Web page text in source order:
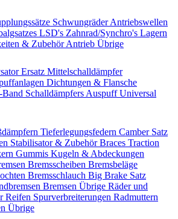
SchwungräderAntriebswellen
LSD's Zahnrad/Synchro's Lagern
& ZubehörAntrieb Übrige
Ersatz Mittelschalldämpfer
Dichtungen & Flansche
Schalldämpfers Auspuff Universal
Tieferlegungsfedern Camber Satz
Stabilisator & ZubehörBraces Traction
Gummis Kugeln & Abdeckungen
Bremsscheiben Bremsbeläge
Bremsschlauch Big Brake Satz
Bremsen Übrige Räder und
Reifen Spurverbreiterungen Radmuttern
Übrige